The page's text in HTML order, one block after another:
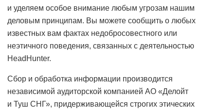
и уделяем особое внимание любым угрозам нашим
деловым принципам. Вы можете сообщить о любых
известных вам фактах недобросовестного или
неэтичного поведения, связанных с деятельностью
HeadHunter.
Сбор и обработка информации производится
независимой аудиторской компанией АО «Делойт
и Туш СНГ», придерживающейся строгих этических